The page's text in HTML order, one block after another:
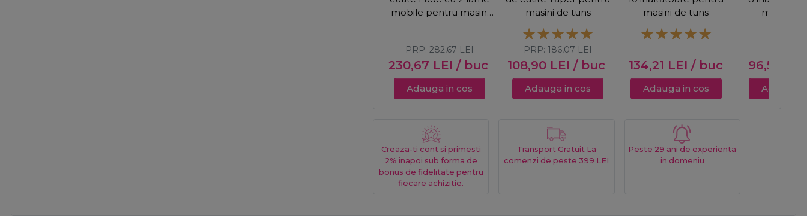
mobile pentru masini
230,67 LEI / buc
PRP:282,67 LEI
Adauga in cos
masini de tuns
108,90 LEI / buc
PRP:186,07 LEI
Adauga in cos
masini de tuns
134,21 LEI / buc
Adauga in cos
masini
96,59
Adauga
Creaza-ti cont si primesti
2% inapoi sub forma de
bonus de fidelitate pentru
fiecare achizitie.
Transport Gratuit La
comenzi de peste 399 LEI
Peste 29 ani de experienta
in domeniu